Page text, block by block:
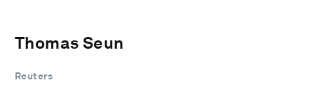
Thomas Seun
Reuters